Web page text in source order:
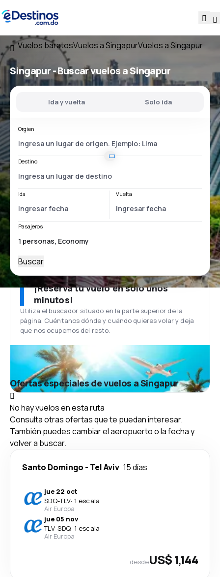
Vuelos baratosVuelos a SingapurVuelos a Singapur
Singapur - Buscar vuelos a Singapur
Ida y vuelta Solo ida
Orgien
Destino
Ida Vuelta
Pasajeros
Buscar
¡Reserva tu vuelo en solo unos
minutos!
Utiliza el buscador situado en la parte superior de la
página. Cuéntanos dónde y cuándo quieres volar y deja
que nos ocupemos del resto.
Ofertas especiales de vuelos a Singapur
No hay vuelos en esta ruta
Consulta otras ofertas que te puedan interesar.
También puedes cambiar el aeropuerto o la fecha y
volver a buscar.
Santo Domingo - Tel Aviv 15 días
jue 22 oct
SDQ-TLV· 1 escala
Air Europa
jue 05 nov
TLV-SDQ· 1 escala
Air Europa
desdeUS$ 1,144